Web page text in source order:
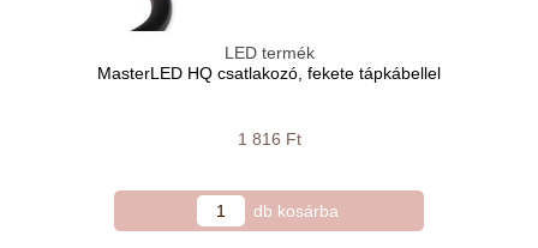
LED termék
MasterLED HQ csatlakozó, fekete tápkábellel
1 816 Ft